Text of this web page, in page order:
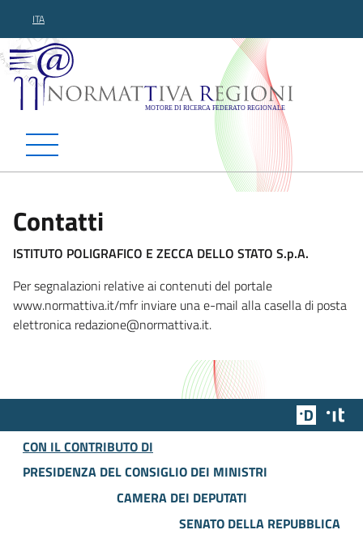
ITA
Normattiva Regioni -
Contatti
ISTITUTO POLIGRAFICO E ZECCA DELLO STATO S.p.A.
Per segnalazioni relative ai contenuti del portale
www.normattiva.it/mfr inviare una e-mail alla casella di posta
elettronica redazione@normattiva.it.
Team
CON IL CONTRIBUTO DI
PRESIDENZA DEL CONSIGLIO DEI MINISTRI
CAMERA DEI DEPUTATI
SENATO DELLA REPUBBLICA